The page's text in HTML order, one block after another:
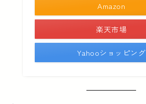
Amazon
楽天市場
Yahooショッピング